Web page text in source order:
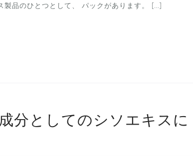
製品のひとつとして、 パックがあります。 […]
分としてのシソエキスに